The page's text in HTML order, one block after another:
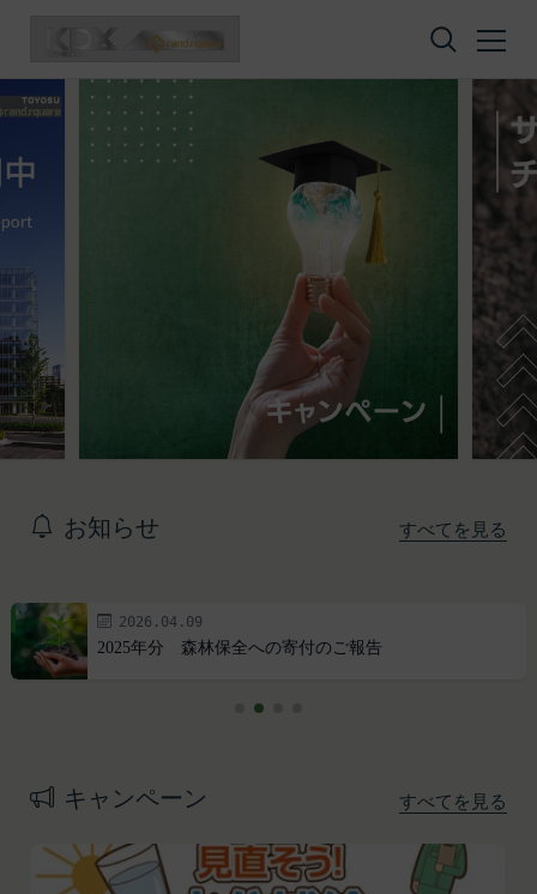
コンテンツへスキップ
お知らせ すべてを見る
2026.04.09
2025年分 森林保全への寄付のご報告
キャンペーン すべてを見る
プライバシーポリシー
の保護に関する法律、その他関連する法令等を遵守
するとともに、以下の方針に沿ってお客様からお預
かりした情報を取り扱い、正確性および機密性の保
持に努めます。
利用規約
用規約（以下「本規約」といいます。）を下記の通
り定めます。
本サービスをご利用される方は、ご登録される前に
本規約を必ずお読みになり、本規約に同意いただく
Amazonギフト券
ト券番号を贈ります。
有効期限は発行から10年です。
ギフト券を適用する方法:
メールに記載されたギフト券番号をご用意くださ